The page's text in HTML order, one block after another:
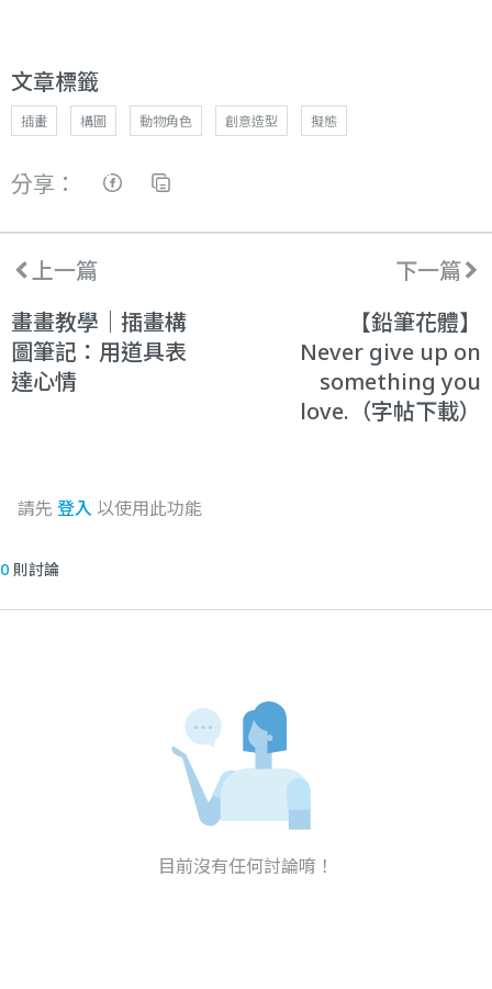
文章標籤
插畫 構圖 動物角色 創意造型 擬態
分享：
上一篇
畫畫教學｜插畫構
圖筆記：用道具表
達心情
下一篇
【鉛筆花體】
Never give up on
something you
love.（字帖下載）
請先 登入 以使用此功能
0 則討論
目前沒有任何討論唷！